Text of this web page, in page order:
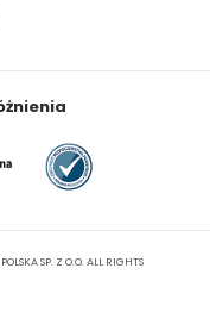
SP. Z O.O. ALL RIGHTS